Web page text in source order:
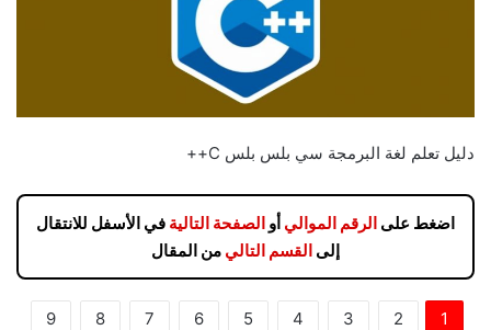
دليل تعلم لغة البرمجة سي بلس بلس C++
اضغط على الرقم الموالي أو الصفحة التالية في الأسفل للانتقال
إلى القسم التالي من المقال
1
2
3
4
5
6
7
8
9